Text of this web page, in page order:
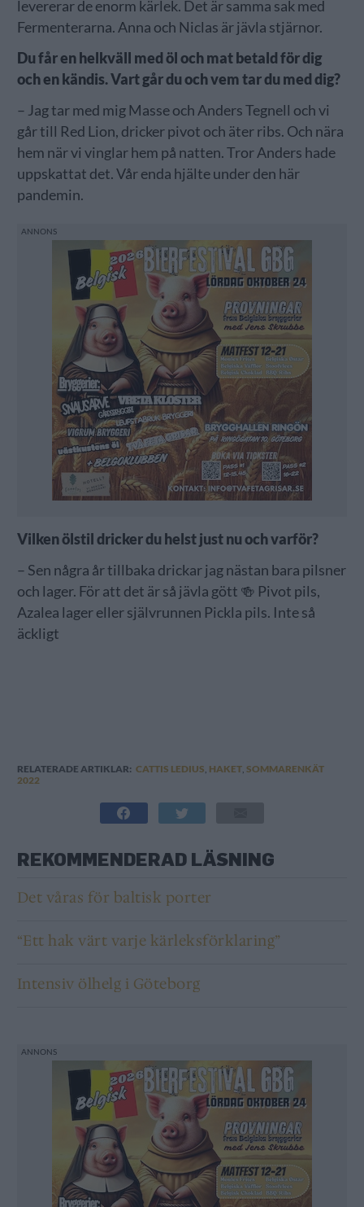
levererar de enorm kärlek. Det är samma sak med
Fermenterarna. Anna och Niclas är jävla stjärnor.
Du får en helkväll med öl och mat betald för dig
och en kändis. Vart går du och vem tar du med dig?
– Jag tar med mig Masse och Anders Tegnell och vi
går till Red Lion, dricker pivot och äter ribs. Och nära
hem när vi vinglar hem på natten. Tror Anders hade
uppskattat det. Vår enda hjälte under den här
pandemin.
Vilken ölstil dricker du helst just nu och varför?
– Sen några år tillbaka drickar jag nästan bara pilsner
och lager. För att det är så jävla gött 🍻 Pivot pils,
Azalea lager eller självrunnen Pickla pils. Inte så
äckligt
RELATERADE ARTIKLAR: CATTIS LEDIUS, HAKET, SOMMARENKÄT
2022
REKOMMENDERAD LÄSNING
Det våras för baltisk porter
“Ett hak värt varje kärleksförklaring”
Intensiv ölhelg i Göteborg